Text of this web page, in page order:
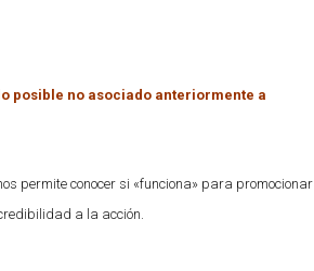
posible no asociado anteriormente a
permite conocer si «funciona» para promocionar
a la acción.